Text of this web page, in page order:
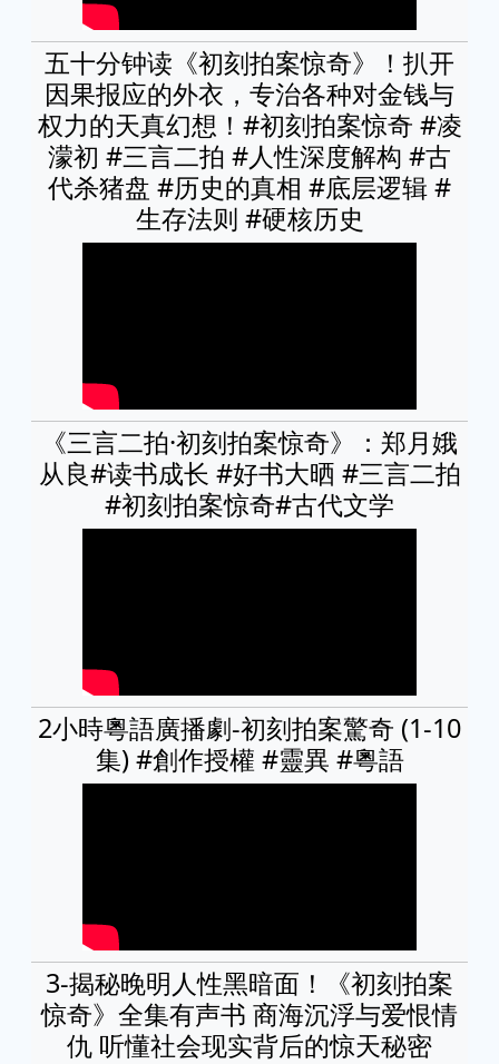
五十分钟读《初刻拍案惊奇》！扒开
因果报应的外衣，专治各种对金钱与
权力的天真幻想！#初刻拍案惊奇 #凌
濛初 #三言二拍 #人性深度解构 #古
代杀猪盘 #历史的真相 #底层逻辑 #
生存法则 #硬核历史
《三言二拍·初刻拍案惊奇》：郑月娥
从良#读书成长 #好书大晒 #三言二拍
#初刻拍案惊奇#古代文学
2小時粵語廣播劇-初刻拍案驚奇 (1-10
集) #創作授權 #靈異 #粵語
3-揭秘晚明人性黑暗面！《初刻拍案
惊奇》全集有声书 商海沉浮与爱恨情
仇 听懂社会现实背后的惊天秘密